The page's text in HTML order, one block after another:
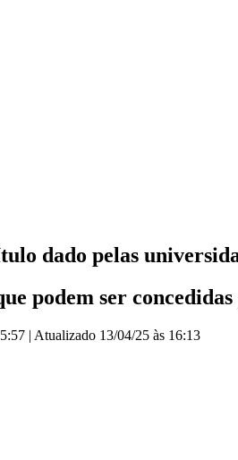
dado pelas
podem ser
| Atualizado 13/04/25 às 16:13